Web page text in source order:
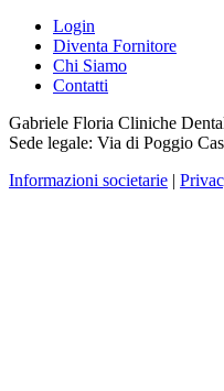
Login
Diventa Fornitore
Chi Siamo
Contatti
Gabriele Floria Cliniche
Sede legale: Via di Poggio
Informazioni societarie |